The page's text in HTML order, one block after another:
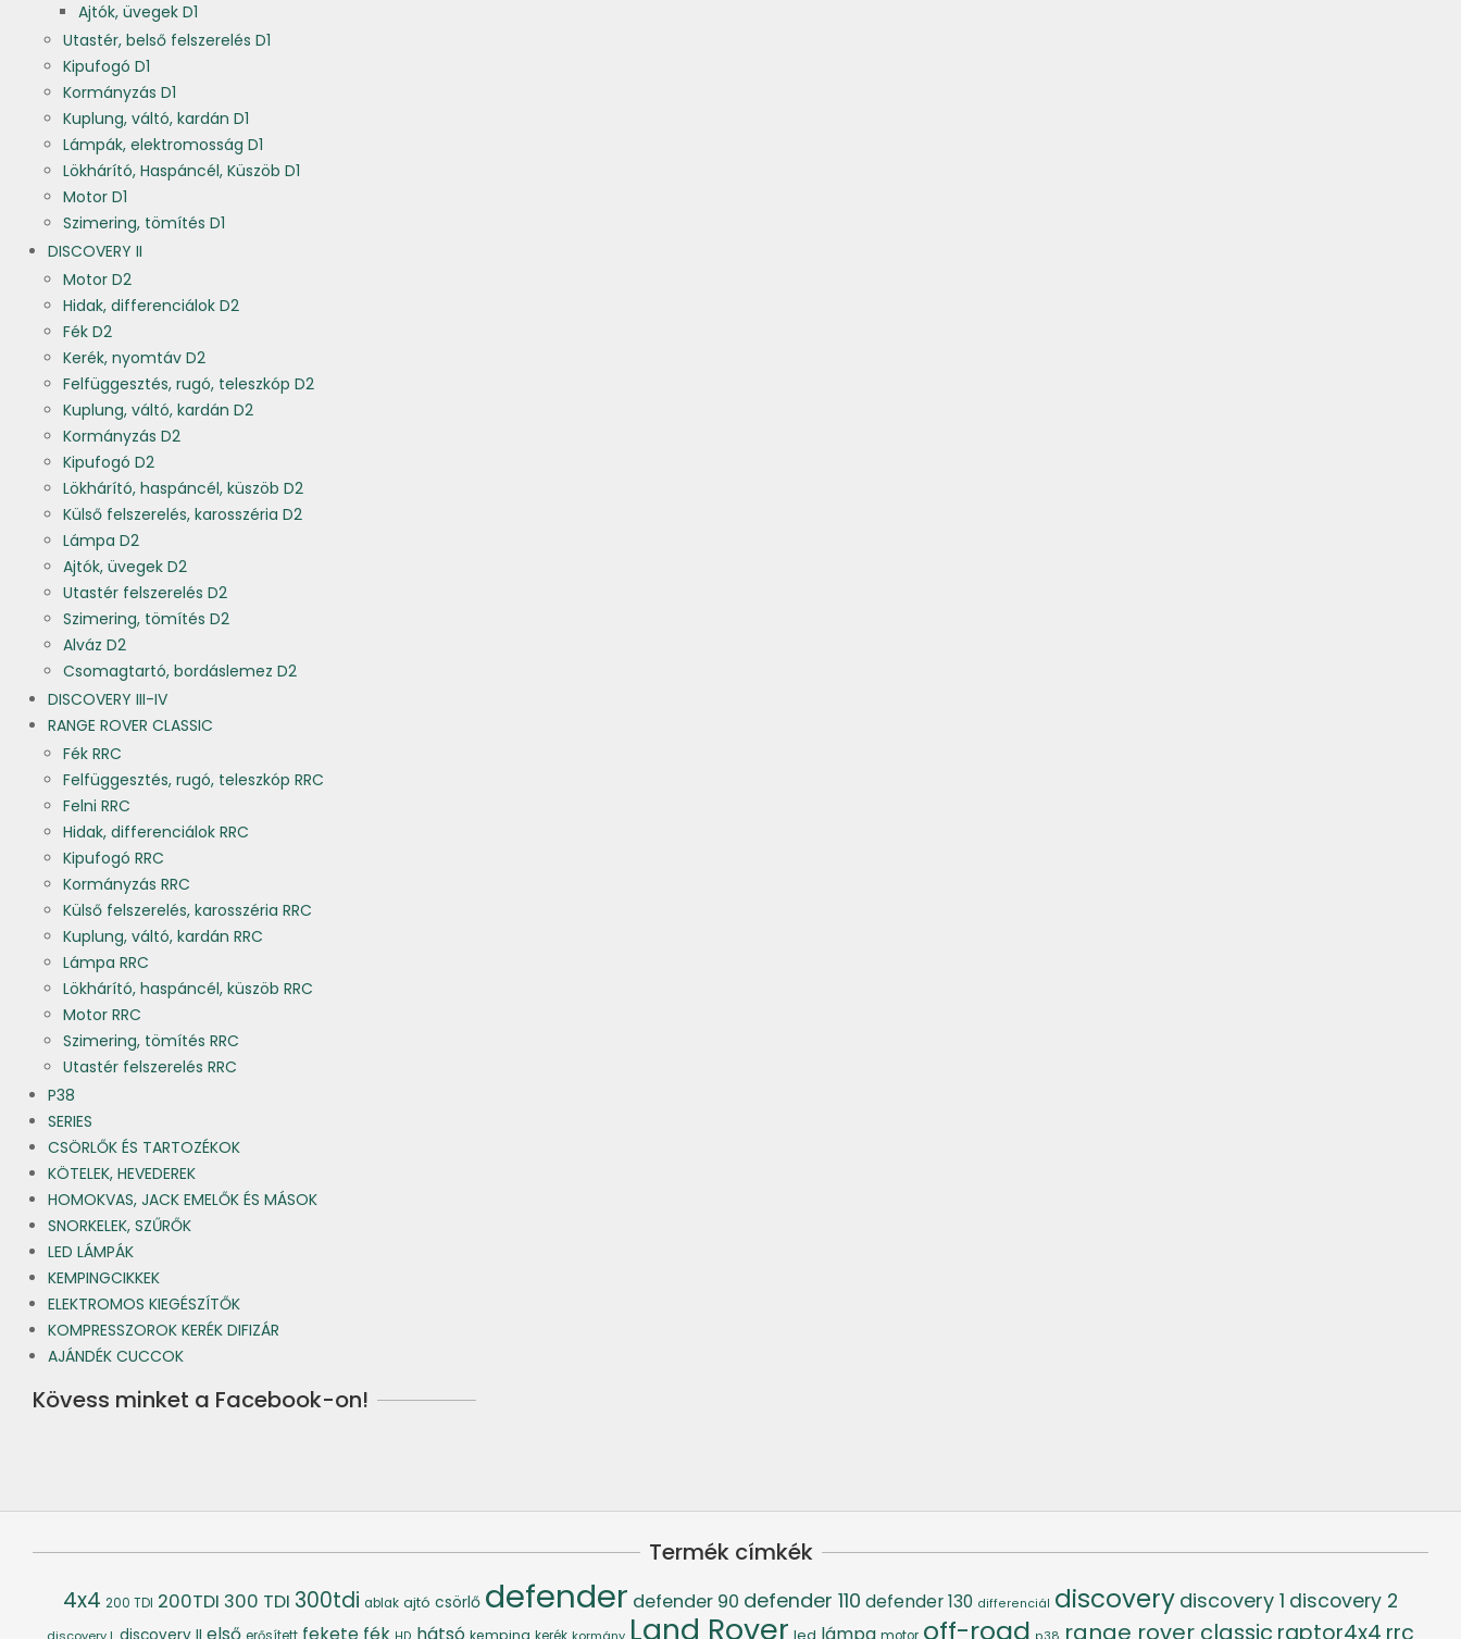
Ajtók, üvegek D1
Utastér, belső felszerelés D1
Kipufogó D1
Kormányzás D1
Kuplung, váltó, kardán D1
Lámpák, elektromosság D1
Lökhárító, Haspáncél, Küszöb D1
Motor D1
Szimering, tömítés D1
DISCOVERY II
Motor D2
Hidak, differenciálok D2
Fék D2
Kerék, nyomtáv D2
Felfüggesztés, rugó, teleszkóp D2
Kuplung, váltó, kardán D2
Kormányzás D2
Kipufogó D2
Lökhárító, haspáncél, küszöb D2
Külső felszerelés, karosszéria D2
Lámpa D2
Ajtók, üvegek D2
Utastér felszerelés D2
Szimering, tömítés D2
Alváz D2
Csomagtartó, bordáslemez D2
DISCOVERY III-IV
RANGE ROVER CLASSIC
Fék RRC
Felfüggesztés, rugó, teleszkóp RRC
Felni RRC
Hidak, differenciálok RRC
Kipufogó RRC
Kormányzás RRC
Külső felszerelés, karosszéria RRC
Kuplung, váltó, kardán RRC
Lámpa RRC
Lökhárító, haspáncél, küszöb RRC
Motor RRC
Szimering, tömítés RRC
Utastér felszerelés RRC
P38
SERIES
CSÖRLŐK ÉS TARTOZÉKOK
KÖTELEK, HEVEDEREK
HOMOKVAS, JACK EMELŐK ÉS MÁSOK
SNORKELEK, SZŰRŐK
LED LÁMPÁK
KEMPINGCIKKEK
ELEKTROMOS KIEGÉSZÍTŐK
KOMPRESSZOROK KERÉK DIFIZÁR
AJÁNDÉK CUCCOK
Kövess minket a Facebook-on!
Termék címkék
4x4 200 TDI 200TDI 300 TDI 300tdi ablak ajtó csörlő defender defender 90 defender 110 defender 130 differenciál discovery discovery 1 discovery 2
első fekete kemping Land Rover off-road range rover classic raptor4x4 rrc